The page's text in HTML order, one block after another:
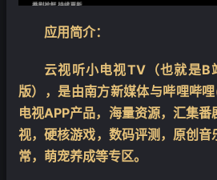
应用简介：
云视听小电视TV（也就是B
版），是由南方新媒体与哔哩哔
电视APP产品，海量资源，汇集
视，硬核游戏，数码评测，原创音
常，萌宠养成等专区。